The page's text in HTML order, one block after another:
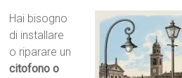
Hai bisogno
di installare
o riparare un
citofono o